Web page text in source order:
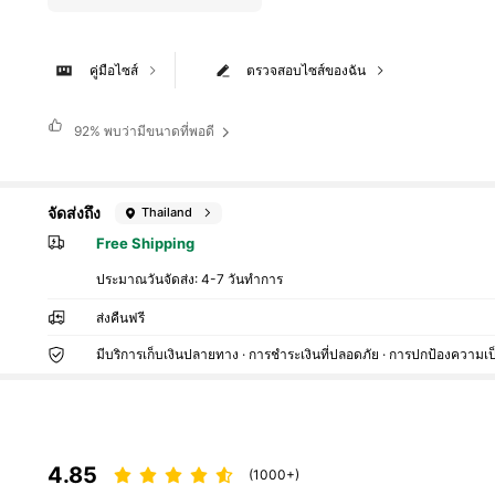
ตรวจสอบไซส์ของฉัน
คู่มือไซส์
92% พบว่ามีขนาดที่พอดี
จัดส่งถึง Thailand
Free Shipping
ประมาณวันจัดส่ง:4-7 วันทำการ
ส่งคืนฟรี
มีบริการเก็บเงินปลายทาง · การชำระเงินที่ปลอดภัย · การปกป้องความ
4.85 (1000+)